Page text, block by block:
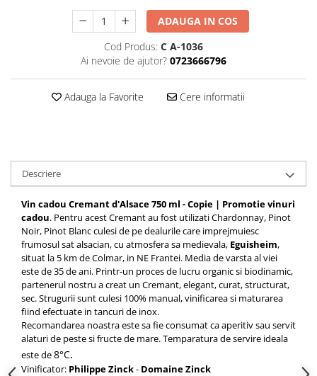
ADAUGA IN COS
Cod Produs: C A-1036
Ai nevoie de ajutor? 0723666796
Adauga la Favorite Cere informatii
Descriere
Vin cadou Cremant d'Alsace 750 ml - Copie | Promotie vinuri
cadou. Pentru acest Cremant au fost utilizati Chardonnay, Pinot
Noir, Pinot Blanc culesi de pe dealurile care imprejmuiesc
frumosul sat alsacian, cu atmosfera sa medievala, Eguisheim,
situat la 5 km de Colmar, in NE Frantei. Media de varsta al viei
este de 35 de ani. Printr-un proces de lucru organic si biodinamic,
partenerul nostru a creat un Cremant, elegant, curat, structurat,
sec. Strugurii sunt culesi 100% manual, vinificarea si maturarea
fiind efectuate in tancuri de inox.
Recomandarea noastra este sa fie consumat ca aperitiv sau servit
alaturi de peste si fructe de mare. Temparatura de servire ideala
este de8°C.
Vinificator: Philippe Zinck- DomaineZinck